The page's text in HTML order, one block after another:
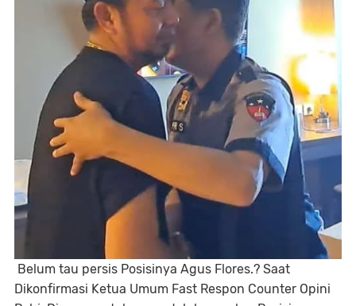
Belum tau persis Posisinya Agus Flores.? Saat
Dikonfirmasi Ketua Umum Fast Respon Counter Opini